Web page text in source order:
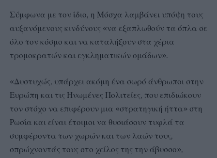
Σύμφωνα με τον ίδιο, η Μόσχα λαμβάνει υπόψη τους
αυξανόμενους κινδύνους «να εξαπλωθούν τα όπλα σε
όλο τον κόσμο και να καταλήξουν στα χέρια
τρομοκρατών και εγκληματικών ομάδων».
«Δυστυχώς, υπάρχει ακόμη ένα σωρό άνθρωποι στην
Ευρώπη και τις Ηνωμένες Πολιτείες, που επιδιώκουν
τον στόχο να επιφέρουν μια «στρατηγική ήττα» στη
Ρωσία και είναι έτοιμοι να θυσιάσουν τυφλά τα
συμφέροντα των χωρών και των λαών τους,
σπρώχνοντάς τους στο χείλος της την άβυσσο»,